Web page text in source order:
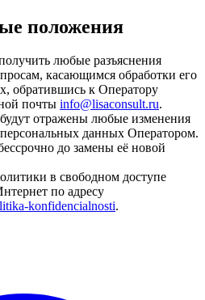
положения
любые разъяснения
касающимся обработки его
обратившись к Оператору
почты info@lisaconsult.ru.
отражены любые изменения
данных Оператором.
до замены её новой
в свободном доступе
по адресу
konfidencialnosti.